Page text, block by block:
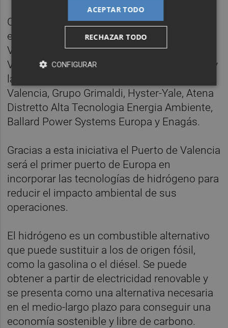
Conllevará una inversión de 4 millones de
euros y participan, además de la Fundación
Valenciaport y la Autoridad Portuaria de
Valencia, el Centro Nacional del Hidrógeno, y
las empresas privadas MSC Terminal
Valencia, Grupo Grimaldi, Hyster-Yale, Atena
Distretto Alta Tecnologia Energia Ambiente,
Ballard Power Systems Europa y Enagás.
Gracias a esta iniciativa el Puerto de Valencia
será el primer puerto de Europa en
incorporar las tecnologías de hidrógeno para
reducir el impacto ambiental de sus
operaciones.
El hidrógeno es un combustible alternativo
que puede sustituir a los de origen fósil,
como la gasolina o el diésel. Se puede
obtener a partir de electricidad renovable y
se presenta como una alternativa necesaria
en el medio-largo plazo para conseguir una
economía sostenible y libre de carbono.
ACEPTAR TODO
RECHAZAR TODO
CONFIGURAR